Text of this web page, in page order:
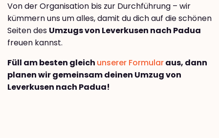
Von der Organisation bis zur Durchführung – wir
kümmern uns um alles, damit du dich auf die schönen
Seiten des Umzugs von Leverkusen nach Padua
freuen kannst.
Füll am besten gleich unserer Formularaus, dann
planen wir gemeinsam deinen Umzug von
Leverkusen nach Padua!